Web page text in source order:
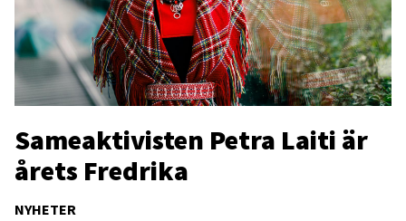
NYHETER
Sameaktivisten Petra Laiti är
årets Fredrika